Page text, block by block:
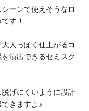
ーンで使えそうなロ
す！
人っぽく仕上がるコ
演出できるセミスク
げにくいように設計
きますよ♪